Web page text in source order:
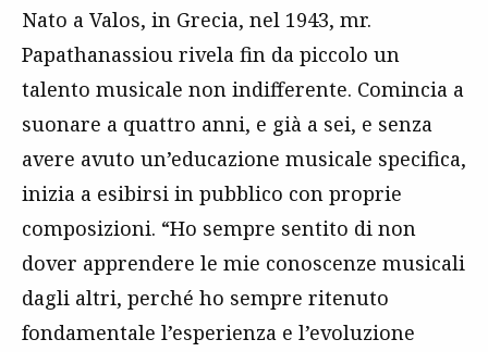
Nato a Valos, in Grecia, nel 1943, mr.
Papathanassiou rivela fin da piccolo un
talento musicale non indifferente. Comincia a
suonare a quattro anni, e già a sei, e senza
avere avuto un’educazione musicale specifica,
inizia a esibirsi in pubblico con proprie
composizioni. “Ho sempre sentito di non
dover apprendere le mie conoscenze musicali
dagli altri, perché ho sempre ritenuto
fondamentale l’esperienza e l’evoluzione